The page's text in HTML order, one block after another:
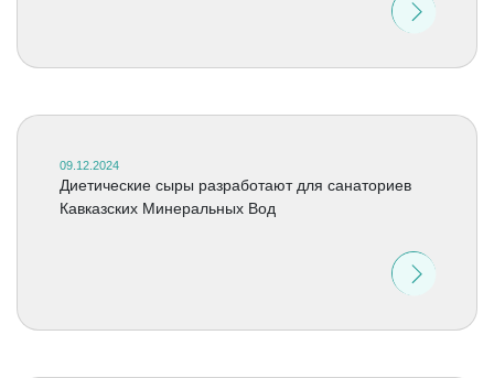
09.12.2024
Диетические сыры разработают для санаториев
Кавказских Минеральных Вод